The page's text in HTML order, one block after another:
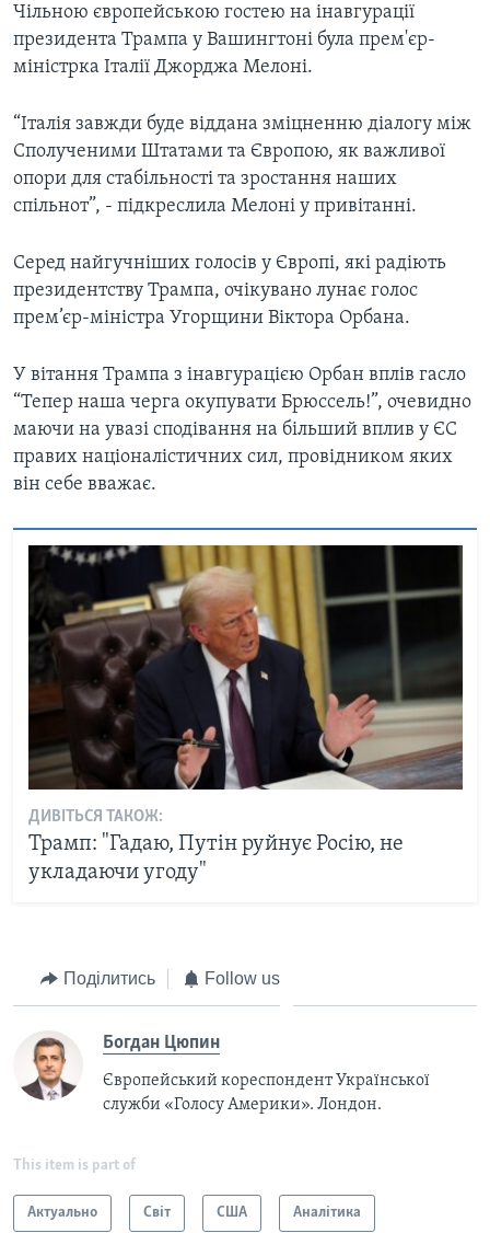
Чільною європейською гостею на інавгурації
президента Трампа у Вашингтоні була прем'єр-
міністрка Італії Джорджа Мелоні.
“Італія завжди буде віддана зміцненню діалогу між
Сполученими Штатами та Європою, як важливої
опори для стабільності та зростання наших
спільнот”, - підкреслила Мелоні у привітанні.
Серед найгучніших голосів у Європі, які радіють
президентству Трампа, очікувано лунає голос
прем’єр-міністра Угорщини Віктора Орбана.
У вітання Трампа з інавгурацією Орбан вплів гасло
“Тепер наша черга окупувати Брюссель!”, очевидно
маючи на увазі сподівання на більший вплив у ЄС
правих націоналістичних сил, провідником яких
він себе вважає.
ДИВІТЬСЯ ТАКОЖ:
Трамп: "Гадаю, Путін руйнує Росію, не
укладаючи угоду"
Поділитись Follow us
Богдан Цюпин
Європейський кореспондент Української
служби «Голосу Америки». Лондон.
This item is part of
Актуально Світ США Аналітика